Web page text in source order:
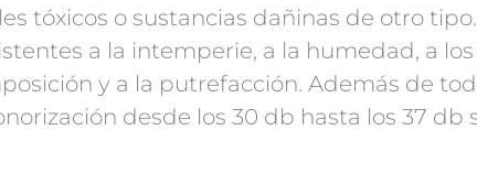
tóxicos o sustancias dañinas de otro
a la intemperie, a la humedad, a
y a la putrefacción. Además de
desde los 30 db hasta los 37 db